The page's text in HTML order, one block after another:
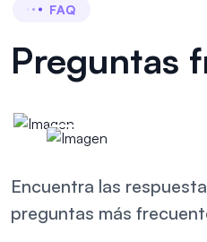
FAQ
Preguntas
Encuentra las
preguntas más